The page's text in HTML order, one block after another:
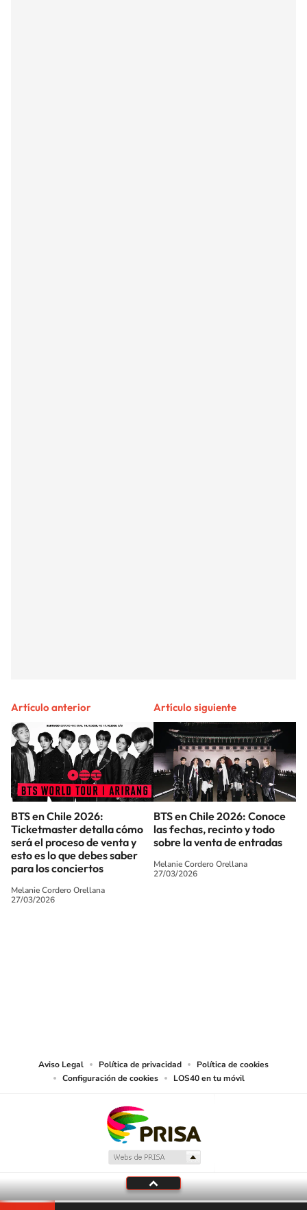
Artículo anterior
BTS en Chile 2026:
Ticketmaster detalla cómo
será el proceso de venta y
esto es lo que debes saber
para los conciertos
Melanie Cordero Orellana
27/03/2026
Artículo siguiente
BTS en Chile 2026: Conoce
las fechas, recinto y todo
sobre la venta de entradas
Melanie Cordero Orellana
27/03/2026
Aviso Legal Política de privacidad
Política de cookies
Configuración de cookies
LOS40 en tu móvil